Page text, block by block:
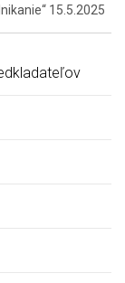
15.5.2025